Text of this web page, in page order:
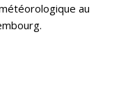
au